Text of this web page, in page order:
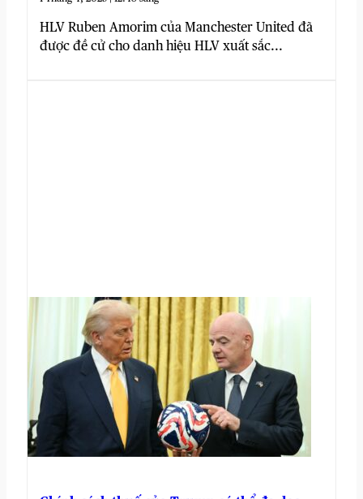
HLV Ruben Amorim của Manchester United đã
được đề cử cho danh hiệu HLV xuất sắc...